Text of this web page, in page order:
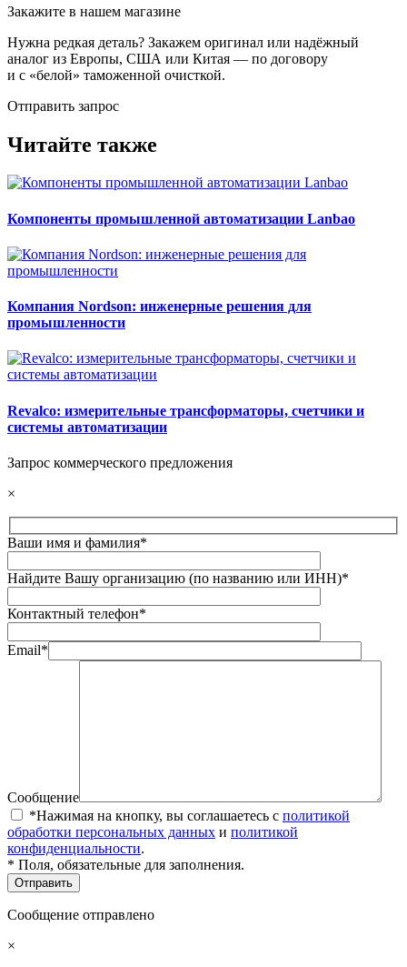
Закажите в нашем магазине
Нужна редкая деталь? Закажем оригинал или надёжный
аналог из Европы, США или Китая — по договору
и с «белой» таможенной очисткой.
Отправить запрос
Читайте также
Компоненты промышленной автоматизации Lanbao
Компания Nordson: инженерные решения для
промышленности
Revalco: измерительные трансформаторы, счетчики и
системы автоматизации
Запрос коммерческого предложения
×
Ваши имя и фамилия*
Найдите Вашу организацию (по названию или ИНН)*
Контактный телефон*
Email*
Сообщение
*Нажимая на кнопку, вы соглашаетесь с политикой
обработки персональных данных и политикой
конфиденциальности.
* Поля, обязательные для заполнения.
Сообщение отправлено
×